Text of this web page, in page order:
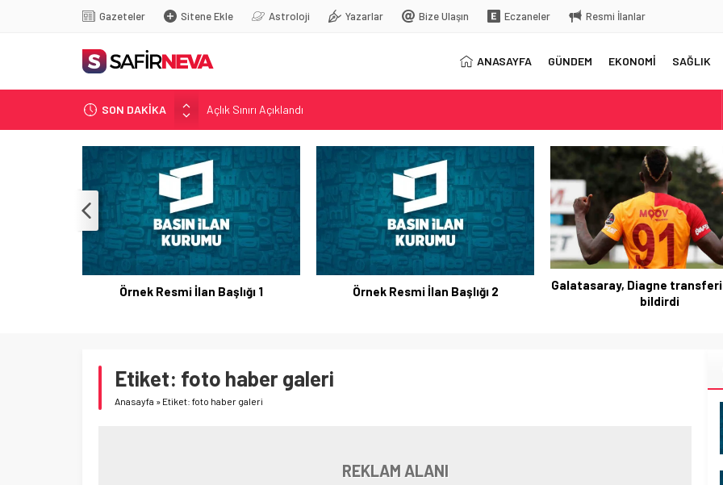
Gazeteler Sitene Ekle Astroloji Yazarlar Bize Ulaşın Eczaneler Resmi İlanlar
ANASAYFA GÜNDEM EKONOMİ SAĞLIK
SON DAKİKA
Açlık Sınırı Açıklandı
Öğretmenlere Kötü Haber
FETÖ’nün kritik ismi tutuklandı
Son dakika… İstanbul’da trafik felç
Yunanistan Başbakanı Çipras Türkiye’ye gelecek
Örnek Resmi İlan Başlığı 1 Örnek Resmi İlan Başlığı 2
Galatasaray, Diagne
bildirdi
Etiket: foto haber galeri
Anasayfa » Etiket: foto haber galeri
REKLAM ALANI